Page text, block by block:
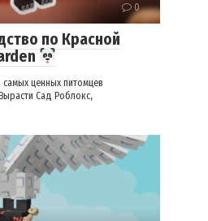
0
по Красной
ценных питомцев
Сад Роблокс,